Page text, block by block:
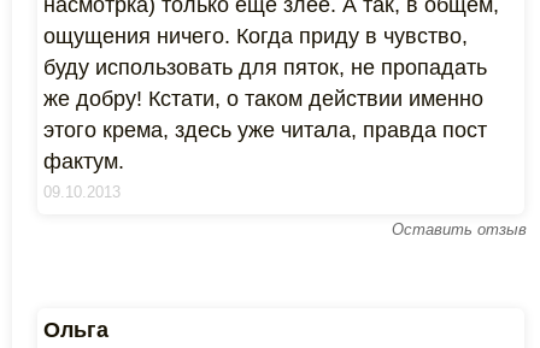
насмотрка) только еще злее. А так, в общем,
ощущения ничего. Когда приду в чувство,
буду использовать для пяток, не пропадать
же добру! Кстати, о таком действии именно
этого крема, здесь уже читала, правда пост
фактум.
09.10.2013
Оставить отзыв
Ольга